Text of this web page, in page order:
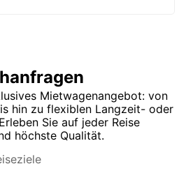
Mietwagenangebot: von
hin zu flexiblen Langzeit- oder
Sie auf jeder Reise
höchste Qualität.